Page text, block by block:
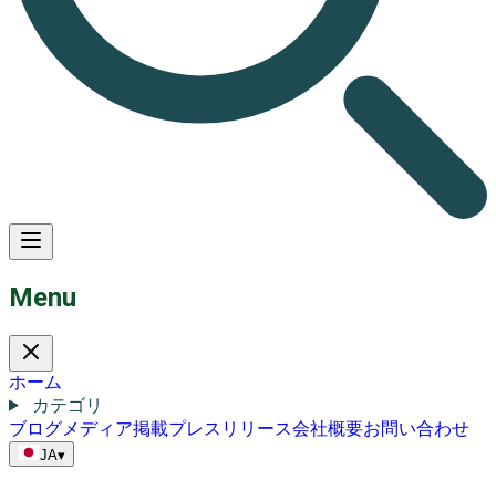
Menu
ホーム
カテゴリ
ブログメディア掲載プレスリリース会社概要お問い合わせ
JA▾